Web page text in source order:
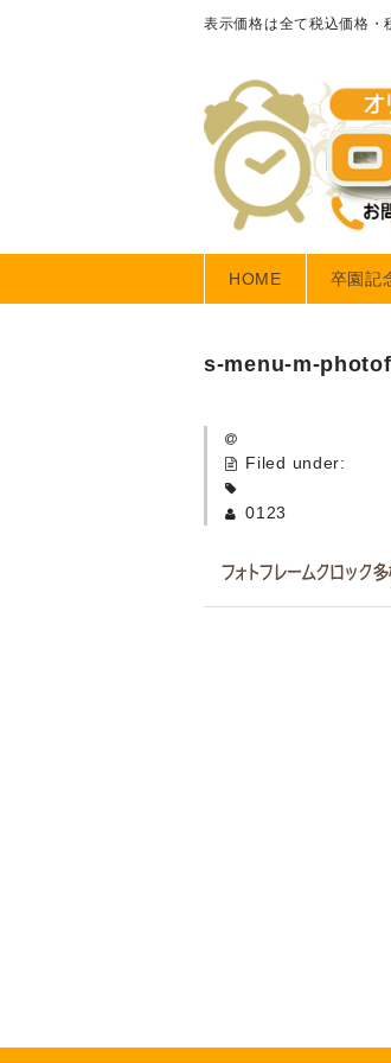
表示価格は全て税込価格
HOME 卒園記
s-menu-m-
Filed under:
0123